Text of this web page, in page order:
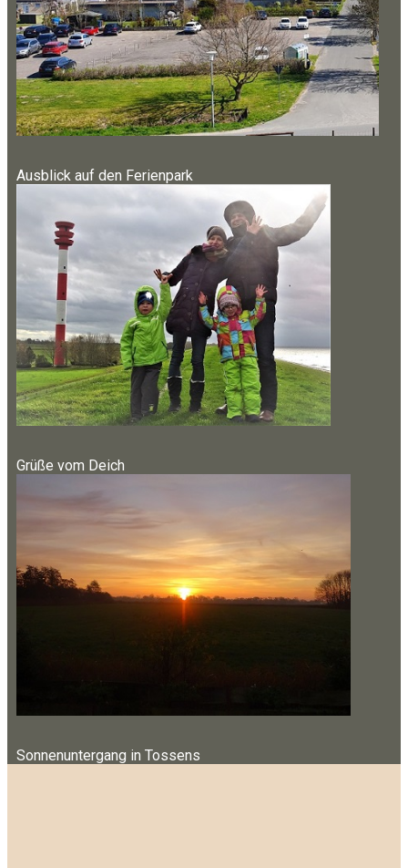
Ausblick auf den Ferienpark
Grüße vom Deich
Sonnenuntergang in Tossens